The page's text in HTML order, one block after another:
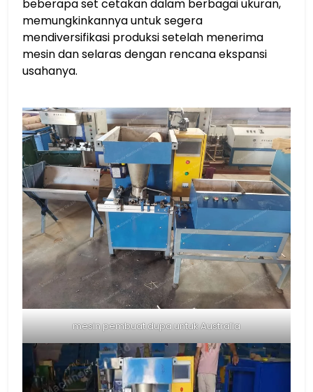
beberapa set cetakan dalam berbagai ukuran,
memungkinkannya untuk segera
mendiversifikasi produksi setelah menerima
mesin dan selaras dengan rencana ekspansi
usahanya.
mesin pembuat dupa untuk Australia